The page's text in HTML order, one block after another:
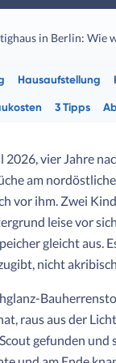
in Berlin: Wie
Hausaufstellung
3 Tipps
vier Jahre
am
vor ihm. Zwei
leise vor
gleicht aus.
nicht
raus aus der
gefunden und